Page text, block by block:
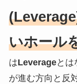
いホール
はLeverageとは
が進む方向と反